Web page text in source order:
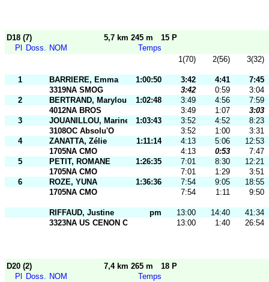
D18 (7) 5,7 km 245 m
15 P
Pl
Doss. NOM
Temps
1(70)
2(56) 3(32)
1 BARRIERE, Emma 1:00:50 3:42 4:41
7:45
3319NA SMOG
3:42 0:59
3:04
2
BERTRAND, Marylou 1:02:48 3:49 4:56
7:59
4012NA BROS
3:49 1:07
3:03
3
JOUANILLOU, Marine 1:03:43 3:52 4:52
8:23
3108OC Absolu'O
3:52 1:00
3:31
4
ZANATTA, Zélie 1:11:14 4:13 5:06
12:53
1705NA CMO
4:13 0:53
7:47
5
PETIT, ROMANE 1:26:35 7:01 8:30
12:21
1705NA CMO
7:01 1:29
3:51
6
ROZE, YUNA 1:36:36 7:54 9:05
18:55
1705NA CMO
7:54 1:11 9:50
RIFFAUD, Justine pm 13:00 14:40
41:34
3323NA US CENON CO
13:00 1:40 26:54
D20 (2) 7,4 km 265 m
18 P
Pl
Doss. NOM
Temps